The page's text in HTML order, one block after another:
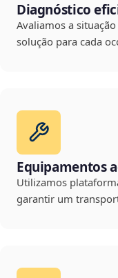
Diagnóstico
Avaliamos a
solução para cada
Equipamentos
Utilizamos
garantir um